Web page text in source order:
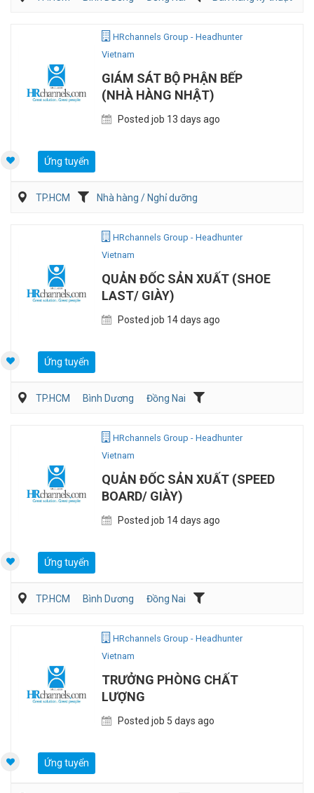
HRchannels Group - Headhunter
Vietnam
GIÁM SÁT BỘ PHẬN BẾP
(NHÀ HÀNG NHẬT)
Posted job 13 days ago
Ứng tuyển
TP.HCM Nhà hàng / Nghỉ dưỡng
HRchannels Group - Headhunter
Vietnam
QUẢN ĐỐC SẢN XUẤT (SHOE
LAST/ GIÀY)
Posted job 14 days ago
Ứng tuyển
TP.HCM Bình Dương
Đồng Nai
HRchannels Group - Headhunter
Vietnam
QUẢN ĐỐC SẢN XUẤT (SPEED
BOARD/ GIÀY)
Posted job 14 days ago
Ứng tuyển
TP.HCM Bình Dương
Đồng Nai
HRchannels Group - Headhunter
Vietnam
TRƯỞNG PHÒNG CHẤT
LƯỢNG
Posted job 5 days ago
Ứng tuyển